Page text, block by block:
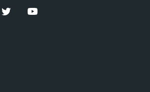
Twitter